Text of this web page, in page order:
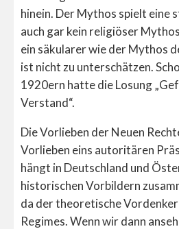
hinein. Der Mythos spielt eine
auch gar kein religiöser
ein säkularer wie der Mythos
ist nicht zu unterschätzen.
1920ern hatte die Losung
Verstand“.
Die Vorlieben der Neuen
Vorlieben eins autoritären
hängt in Deutschland und
historischen Vorbildern
da der theoretische Vordenker
Regimes. Wenn wir dann